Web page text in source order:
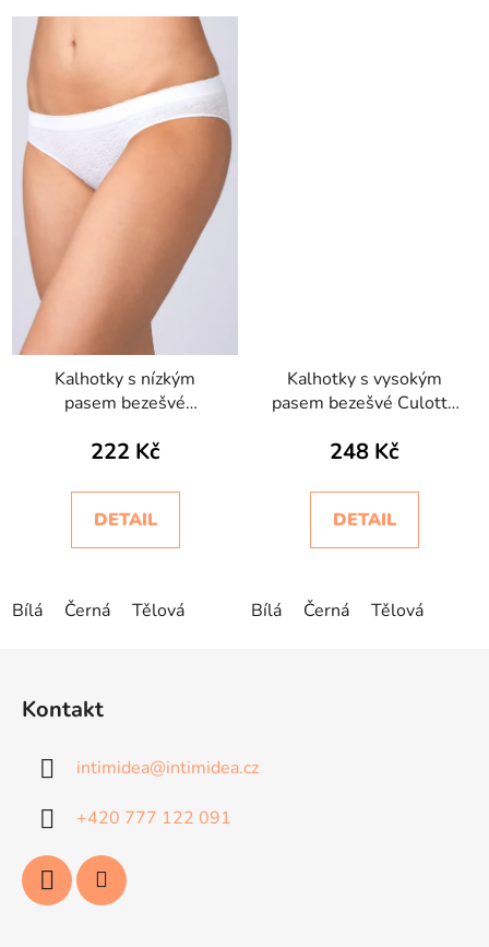
Kalhotky s nízkým
pasem bezešvé
Intimidea
222 Kč
DETAIL
Bílá Černá Tělová
Kalhotky s vysokým
pasem bezešvé Culotte
248 Kč
DETAIL
Bílá Černá Tělová
Kontakt
intimidea@intimidea.cz
+420 777 122 091